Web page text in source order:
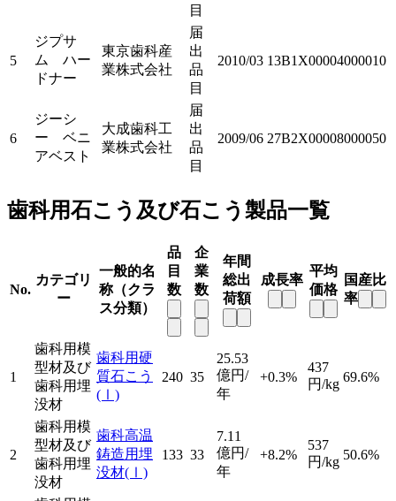
目
5
ジプサ
ム ハー
ドナー
東京歯科産
業株式会社
届
出
品
目
2010/03 13B1X00004000010
6
ジーシ
ー ベニ
アベスト
大成歯科工
業株式会社
届
出
品
目
2009/06 27B2X00008000050
歯科用石こう及び石こう製品一覧
No.
カテゴリ
ー
一般的名
称（クラ
ス分類）
品
目
数
企
業
数
年間
総出
荷額
成長率
平均
価格
国産比
率
1
歯科用模
型材及び
歯科用埋
没材
歯科用硬
質石こう
(Ⅰ)
240 35
25.53
億円/
年
+0.3%
437
円/kg 69.6%
2
歯科用模
型材及び
歯科用埋
没材
歯科高温
鋳造用埋
没材(Ⅰ)
133 33
7.11
億円/
年
+8.2%
537
円/kg 50.6%